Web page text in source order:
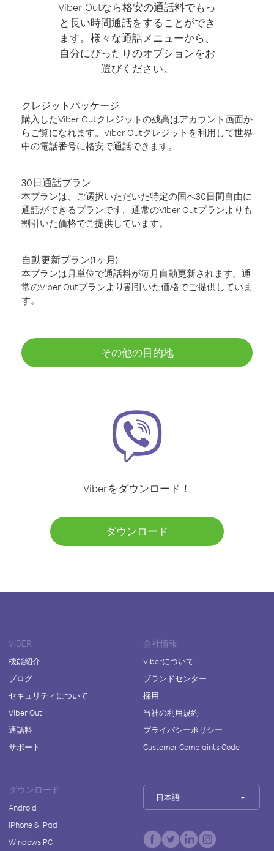
Viber Outなら格安の通話料でもっ
と長い時間通話をすることができ
ます。様々な通話メニューから、
自分にぴったりのオプションをお
選びください。
クレジットパッケージ
購入したViber Outクレジットの残高はアカウント画面か
らご覧になれます。Viber Outクレジットを利用して世界
中の電話番号に格安で通話できます。
30日通話プラン
本プランは、ご選択いただいた特定の国へ30日間自由に
通話ができるプランです。通常のViber Outプランよりも
割引いた価格でご提供しています。
自動更新プラン(1ヶ月)
本プランは月単位で通話料が毎月自動更新されます。通
常のViber Outプランより割引いた価格でご提供していま
す。
その他の目的地
Viberをダウンロード！
ダウンロード
VIBER
機能紹介
ブログ
セキュリティについて
Viber Out
通話料
サポート
会社情報
Viberについて
ブランドセンター
採用
当社の利用規約
プライバシーポリシー
Customer Complaints Code
ダウンロード
Android
iPhone & iPad
Windows PC
日本語